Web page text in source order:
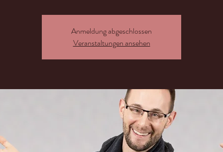
Anmeldung abgeschlossen
Veranstaltungen ansehen